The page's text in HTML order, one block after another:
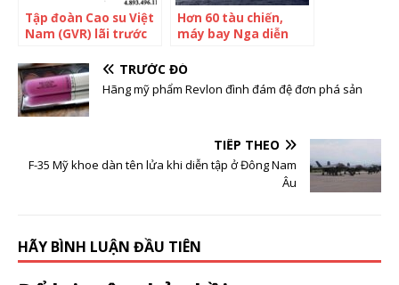
Tập đoàn Cao su Việt
Nam (GVR) lãi trước
quý 1, trong đó có
khoản thu bồi
thường gần 300 tỷ
đồng
Hơn 60 tàu chiến,
máy bay Nga diễn
Dương
TRƯỚC ĐÓ
Hãng mỹ phẩm Revlon đình đám đệ đơn phá sản
TIẾP THEO
F-35 Mỹ khoe dàn tên lửa khi diễn tập ở Đông Nam
Âu
HÃY BÌNH LUẬN ĐẦU TIÊN